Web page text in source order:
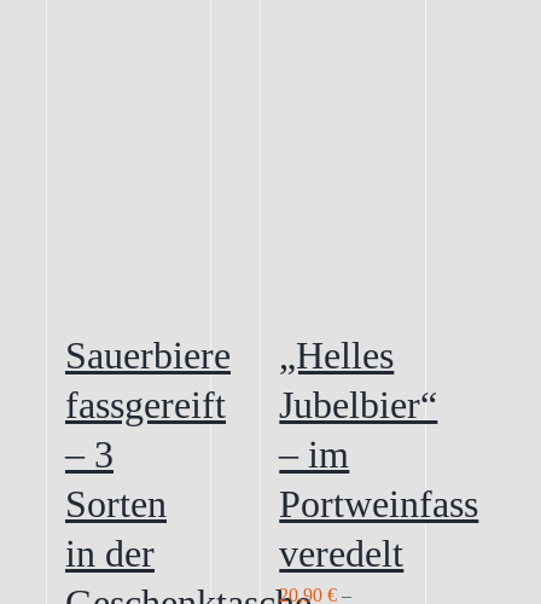
Sauerbiere
fassgereift
– 3
Sorten
in der
„Helles
Jubelbier“
– im
Portweinfass
veredelt
20,90€ –